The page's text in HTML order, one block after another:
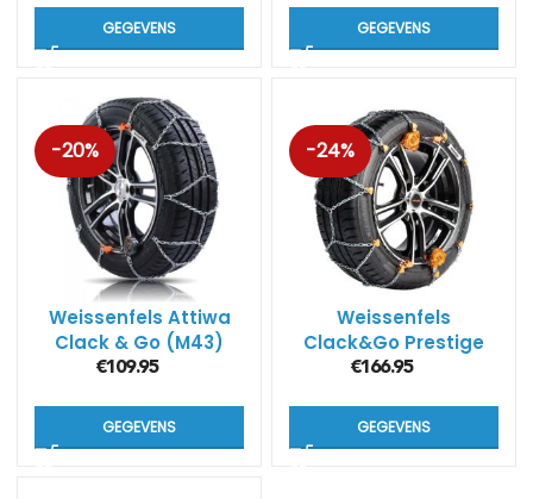
GEGEVENS GEGEVENS
-20%
Weissenfels Attiwa
Clack & Go (M43)
€109.95
GEGEVENS
-24%
Weissenfels
Clack&Go Prestige
(M44)
€166.95
GEGEVENS